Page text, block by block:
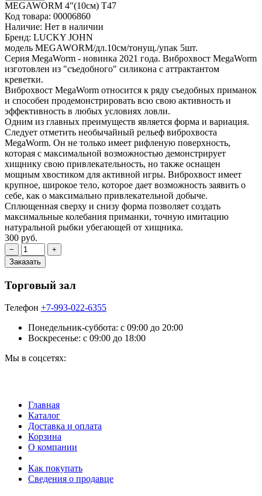
MEGAWORM 4"(10см) T47
Код товара: 00006860
Наличие: Нет в наличии
Бренд: LUCKY JOHN
модель MEGAWORM/дл.10см/тонущ./упак 5шт.
Серия MegaWorm - новинка 2021 года. Виброхвост MegaWorm
изготовлен из "съедобного" силикона с аттрактантом
креветки.
Виброхвост MegaWorm относится к ряду съедобных приманок
и способен продемонстрировать всю свою активность и
эффективность в любых условиях ловли.
Одним из главных преимуществ является форма и вариация.
Следует отметить необычайный рельеф виброхвоста
MegaWorm. Он не только имеет рифленую поверхность,
которая с максимальной возможностью демонстрирует
хищнику свою привлекательность, но также оснащен
мощным хвостиком для активной игры. Виброхвост имеет
крупное, широкое тело, которое дает возможность заявить о
себе, как о максимально привлекательной добыче.
Сплющенная сверху и снизу форма позволяет создать
максимальные колебания приманки, точную имитацию
натуральной рыбки убегающей от хищника.
300 руб.
Торговый зал
Телефон +7-993-022-6355
Понедельник-суббота: c 09:00 до 20:00
Воскресенье: с 09:00 до 18:00
Мы в соцсетях:
Главная
Каталог
Доставка и оплата
Корзина
О компании
Как покупать
Сведения о продавце